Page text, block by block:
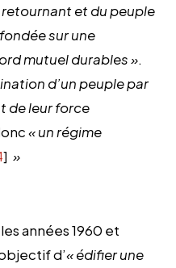
et du peuple
sur une
mutuel durables ».
d’un peuple par
de leur force
« un régime
] »
années 1960 et
d’« édifier une